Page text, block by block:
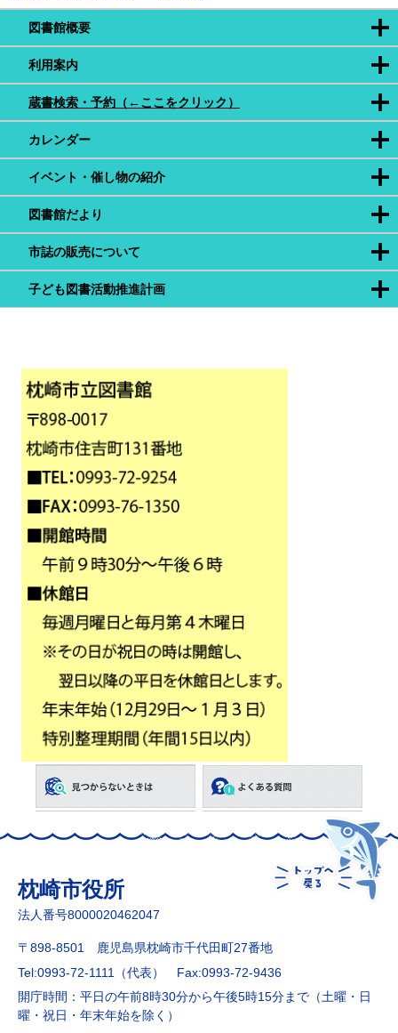
図書館概要
利用案内
蔵書検索・予約（←ここをクリック）
カレンダー
イベント・催し物の紹介
図書館だより
市誌の販売について
子ども図書活動推進計画
枕崎市役所
法人番号8000020462047
〒898-8501 鹿児島県枕崎市千代田町27番地
Tel:0993-72-1111（代表）
Fax:0993-72-9436
開庁時間：平日の午前8時30分から午後5時15分まで（土曜・日
曜・祝日・年末年始を除く）